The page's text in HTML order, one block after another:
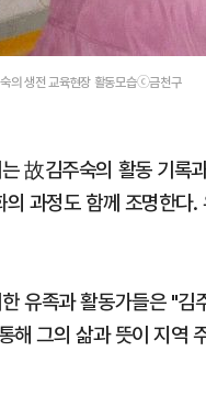
의 생전 교육현장 활동모습ⓒ금천구
故김주숙의 활동 기록
의 과정도 함께 조명한
유족과 활동가들은 "
해 그의 삶과 뜻이 지역